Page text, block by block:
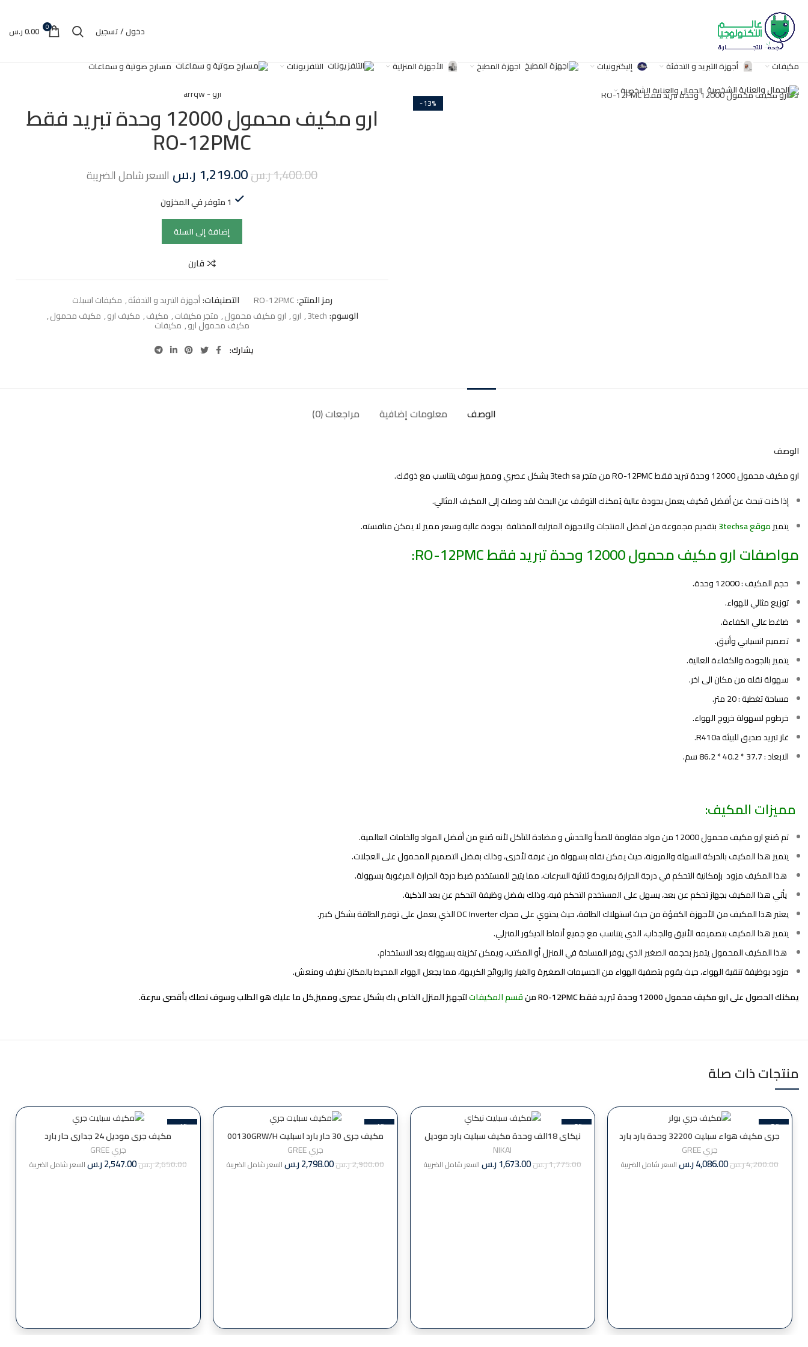
دخول / تسجيل 0
0.00ر.س
مكيفات أجهزة التبريد و التدفئة إليكترونيات اجهزة المطبخ الأجهزة المنزلية التلفزيونات
مسارح صوتية و سماعات
الجمال والعناية الشخصية
-13%
ارو - arrqw
ارو مكيف محمول 12000 وحدة تبريد فقط
RO-12PMC
1,400.00ر.س1,219.00 ر.س السعر شامل الضريبة
1 متوفر في المخزون
إضافة إلى السلة
قارن
رمز المنتج:RO-12PMC التصنيفات:أجهزة التبريد و التدفئة, مكيفات اسبلت
الوسوم:3tech
, ارو, ارو مكيف محمول, متجر مكيفات, مكيف, مكيف ارو, مكيف محمول,
مكيف محمول ارو, مكيفات
يشارك
الوصف معلومات إضافية مراجعات (0)
الوصف
ارو مكيف محمول
إذا كنت تبحث عن أفضل مُكيف يعمل بجودة عالية يُمكنك التوقف عن البحث لقد وصلت إلى المكيف المثالي.
يتميزموقع 3techsa بتقديم مجموعة من افضل المنتجات والاجهزة المنزلية المختلفة بجودة عالية وسعر مميز لا يمكن منافسته.
مواصفاتارو مكيف محمول
حجم المكيف : 12000 وحدة.
توزيع مثالي للهواء.
ضاغط عالي الكفاءة.
تصميم انسيابي وأنيق.
يتميز بالجودة والكفاءة العالية.
سهولة نقله من مكان الى اخر.
مساحة تغطية : 20 متر.
خرطوم لسهولة خروج الهواء.
غاز تبريد صديق للبيئة R410a.
الابعاد : 37.7 * 40.2 * 86.2 سم.
مميزات المكيف:
تم صُنعارو مكيف محمول12000 من مواد مقاومة للصدأ والخدش و مضادة للتآكل لأنه صُنع من أفضل المواد والخامات العالمية.
يتميز هذا المكيف بالحركة السهلة والمرونة، حيث يمكن نقله بسهولة من غرفة لأخرى، وذلك بفضل التصميم المحمول على العجلات.
هذا المكيف مزود بإمكانية التحكم في درجة الحرارة بمروحة ثلاثية السرعات، مما يتيح للمستخدم ضبط درجة الحرارة المرغوبة بسهولة.
يأتي هذا المكيف بجهاز تحكم عن بعد، يسهل على المستخدم التحكم فيه، وذلك بفضل وظيفة التحكم عن بعد الذكية.
يعتبر هذا المكيف من الأجهزة الكفؤة من حيث استهلاك الطاقة، حيث يحتوي على محرك DC Inverter الذي يعمل على توفير الطاقة بشكل كبير.
يتميز هذا المكيف بتصميمه الأنيق والجذاب، الذي يتناسب مع جميع أنماط الديكور المنزلي.
هذا المكيف المحمول يتميز بحجمه الصغير الذي يوفر المساحة في المنزل أو المكتب، ويمكن تخزينه بسهولة بعد الاستخدام.
مزود بوظيفة تنقية الهواء، حيث يقوم بتصفية الهواء من الجسيمات الصغيرة والغبار والروائح الكريهة، مما يجعل الهواء المحيط بالمكان نظيف ومنعش.
يمكنك الحصول على ارو مكيف محمول 12000 وحدة تبريد فقط RO-12PMC من
قسم المكيفاتلتجهيز المنزل الخاص بك بشكل عصرى ومميز,كل ما عليك هو الطلب وسوف نصلك بأقصى سرعة.
منتجات ذات صلة
-3%
جري مكيف هواء سبليت 32200 وحدة بارد بارد
مع واي فاي – GWC36QF-D3NTB4Gجري GREE
4,200.00ر.س4,086.00ر.سالسعر شامل الضريبة
-6%
نيكاي 18الف وحدة مكيف سبليت بارد موديل
nsac18136c22
NIKAI
1,775.00ر.س1,673.00ر.سالسعر شامل الضريبة
-4%
مكيف جري 30 حار بارد اسبليت 00130GRW/H
جري GREE
2,900.00ر.س2,798.00ر.سالسعر شامل الضريبة
-4%
مكيف جري موديل 24 جداري حار بارد
جري GREE
2,650.00ر.س2,547.00ر.سالسعر شامل الضريبة